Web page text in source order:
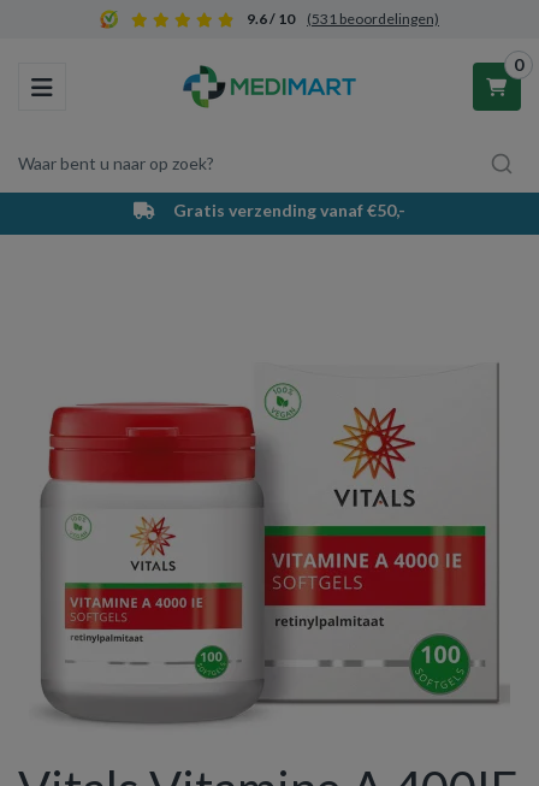
9.6 / 10 (531 beoordelingen)
Toggle navigation
Waar bent u naar op zoek?
0
Winkelwagen
Gratis verzending vanaf €50,-